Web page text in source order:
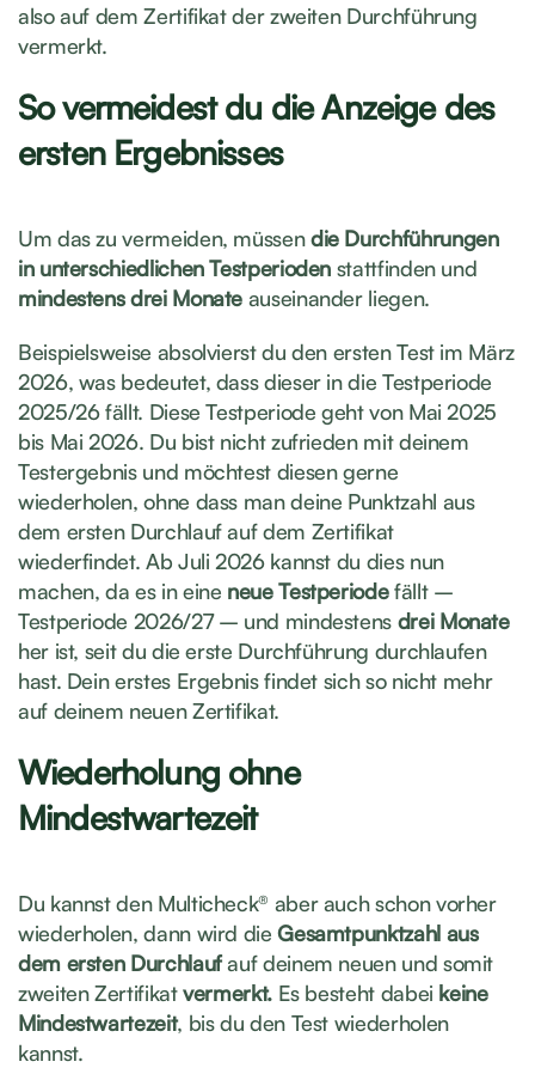
also auf dem Zertifikat der zweiten Durchführung
vermerkt.
So vermeidest du die Anzeige des
ersten Ergebnisses
Um das zu vermeiden, müssendie Durchführungen
in unterschiedlichen Testperioden stattfinden und
mindestens drei Monate auseinander liegen.
Beispielsweise absolvierst du den ersten Test im März
2026, was bedeutet, dass dieser in die Testperiode
2025/26 fällt. Diese Testperiode geht von Mai 2025
bis Mai 2026. Du bist nicht zufrieden mit deinem
Testergebnis und möchtest diesen gerne
wiederholen, ohne dass man deine Punktzahl aus
dem ersten Durchlauf auf dem Zertifikat
wiederfindet. Ab Juli 2026 kannst du dies nun
machen, da es in eine neue Testperiodefällt –
Testperiode 2026/27 – und mindestens drei Monate
her ist, seit du die erste Durchführung durchlaufen
hast. Dein erstes Ergebnis findet sich so nicht mehr
auf deinem neuen Zertifikat.
Wiederholung ohne
Mindestwartezeit
Du kannst den Multicheck® aber auch schon vorher
wiederholen, dann wird dieGesamtpunktzahl aus
dem ersten Durchlaufauf deinem neuen und somit
zweiten Zertifikatvermerkt.Es besteht dabei keine
Mindestwartezeit, bis du den Test wiederholen
kannst.